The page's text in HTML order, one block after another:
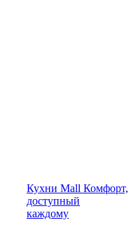
Кухни Mall Комфорт,
доступный
каждому